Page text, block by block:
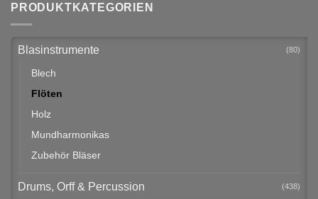
PRODUKTKATEGORIEN
Blasinstrumente (80)
Blech
Flöten
Holz
Mundharmonikas
Zubehör Bläser
Drums, Orff & Percussion (438)